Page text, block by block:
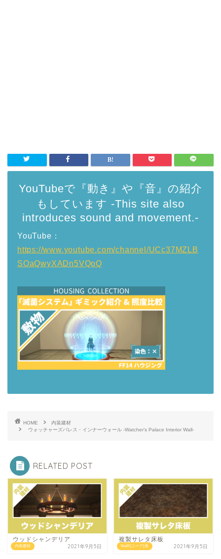
YouTubeで『動き』や『音』の紹介
もしています -This site also
introduces sound and movement.-
YouTube：
https://www.youtube.com/channel/UCc37MZLB
SOaQwyXADn5VQoQ
HOME
内装建材
ウォッチャーズパレス・インナーウォール -Watcher’s Palace Interior Wall-
RELATED POST
内装建材
ウッドシャンデリア
2021年9月5日 NieR(ニーア)系
複製サレタ床板
2021年9月5日